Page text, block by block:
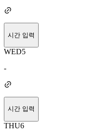
시간 입력
WED5
-
시간 입력
THU6